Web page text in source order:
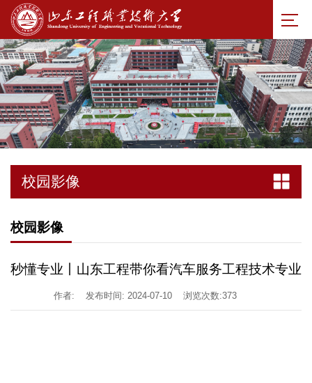
校园影像
校园影像
秒懂专业丨山东工程带你看汽车服务工程技术专业
作者: 发布时间: 2024-07-10 浏览次数:373